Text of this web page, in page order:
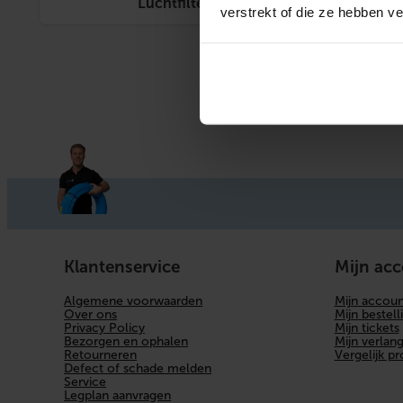
verstrekt of die ze hebben
Luchtfilter
Klantenservice
Algemene voorwaarden
Over ons
Privacy Policy
Bezorgen en ophalen
Retourneren
Defect of schade melden
Service
Legplan aanvragen
Mijn
Mijn
Mijn
Mijn tickets
Mijn
Vergelijk